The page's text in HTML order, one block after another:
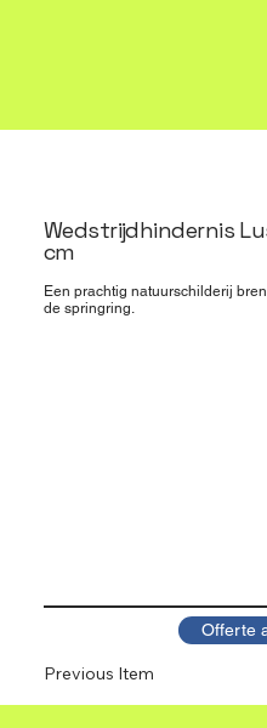
Wedstrijdhindernis
cm
Een prachtig natuurschilderij
de springring.
Previous Item
Offerte